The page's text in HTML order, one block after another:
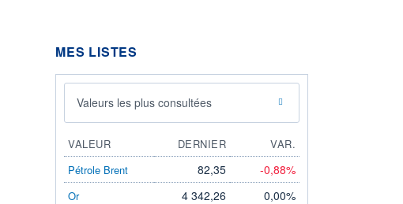
MES LISTES
Valeurs les plus consultées
VALEUR DERNIER
VAR.
Pétrole Brent
82,35 -0,88%
Or 4 342,26 0,00%